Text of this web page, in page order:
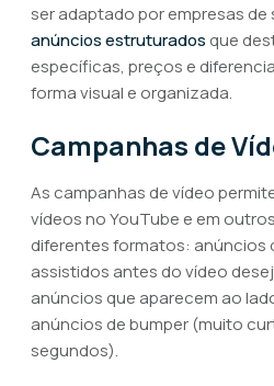
ser adaptado por empresas
anúncios estruturados que
específicas, preços e
forma visual e organizada.
Campanhas de
As campanhas de vídeo
vídeos no YouTube e em
diferentes formatos: anúncios
assistidos antes do vídeo
anúncios que aparecem ao
anúncios de bumper (muito
segundos).